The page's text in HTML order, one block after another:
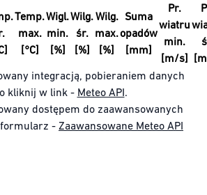
Temp.
max.
[°C]
Wigl.
min.
[%]
Wilg.
śr.
[%]
Wilg.
max.
[%]
Suma
opadów
[mm]
Pr.
wiatru
min.
[m/s]
integracją, pobieraniem danych
kliknij w link - Meteo API.
dostępem do zaawansowanych
- Zaawansowane Meteo API